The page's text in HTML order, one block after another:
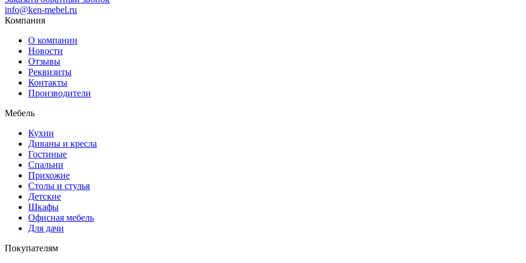
info@ken-mebel.ru
Компания
О компании
Новости
Отзывы
Реквизиты
Контакты
Производители
Мебель
Кухни
Диваны и кресла
Гостиные
Спальни
Прихожие
Столы и стулья
Детские
Шкафы
Офисная мебель
Для дачи
Покупателям